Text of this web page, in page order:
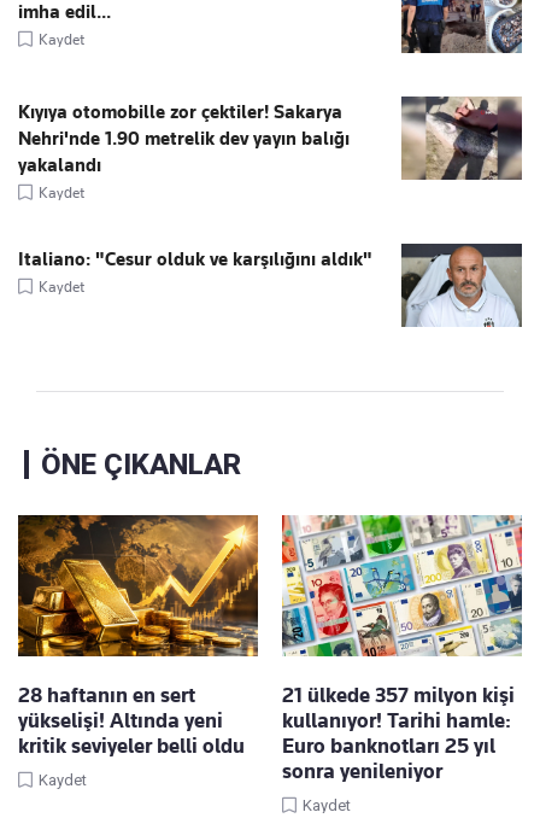
imha edil...
Kaydet
Kıyıya otomobille zor çektiler! Sakarya
Nehri'nde 1.90 metrelik dev yayın balığı
yakalandı
Kaydet
Italiano: "Cesur olduk ve karşılığını aldık"
Kaydet
ÖNE ÇIKANLAR
28 haftanın en sert
yükselişi! Altında yeni
kritik seviyeler belli oldu
Kaydet
21 ülkede 357 milyon kişi
kullanıyor! Tarihi hamle:
Euro banknotları 25 yıl
sonra yenileniyor
Kaydet